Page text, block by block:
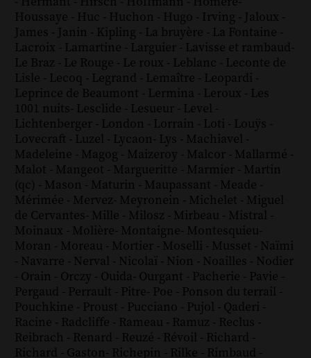
Houssaye - Huc - Huchon - Hugo - Irving - Jaloux -
James - Janin - Kipling - La bruyère - La Fontaine -
Lacroix - Lamartine - Larguier - Lavisse et rambaud-
Le Braz - Le Rouge - Le roux - Leblanc - Leconte de
Lisle - Lecoq - Legrand - Lemaître - Leopardi -
Leprince de Beaumont - Lermina - Leroux - Les
1001 nuits- Lesclide - Lesueur - Level -
Lichtenberger - London - Lorrain - Loti - Louÿs -
Lovecraft - Luzel - Lycaon- Lys - Machiavel -
Madeleine - Magog - Maizeroy - Malcor - Mallarmé -
Malot - Mangeot - Margueritte - Marmier - Martin
(qc) - Mason - Maturin - Maupassant - Meade -
Mérimée - Mervez- Meyronein - Michelet - Miguel
de Cervantes- Mille - Milosz - Mirbeau - Mistral -
Moinaux - Molière- Montaigne- Montesquieu-
Moran - Moreau - Mortier - Moselli - Musset - Naïmi
- Navarre - Nerval - Nicolaï - Nion - Noailles - Nodier
- Orain - Orczy - Ouida- Ourgant - Pacherie - Pavie -
Pergaud - Perrault - Pitre- Poe - Ponson du terrail -
Pouchkine - Proust - Pucciano - Pujol - Qaderi -
Racine - Radcliffe - Rameau - Ramuz - Reclus -
Reibrach - Renard - Reuzé - Révoil - Richard -
Richard - Gaston- Richepin - Rilke - Rimbaud -